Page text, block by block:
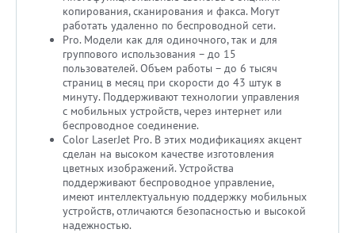
копирования, сканирования и факса. Могут
работать удаленно по беспроводной сети.
Pro. Модели как для одиночного, так и для
группового использования – до 15
пользователей. Объем работы – до 6 тысяч
страниц в месяц при скорости до 43 штук в
минуту. Поддерживают технологии управления
с мобильных устройств, через интернет или
беспроводное соединение.
Color LaserJet Pro. В этих модификациях акцент
сделан на высоком качестве изготовления
цветных изображений. Устройства
поддерживают беспроводное управление,
имеют интеллектуальную поддержку мобильных
устройств, отличаются безопасностью и высокой
надежностью.